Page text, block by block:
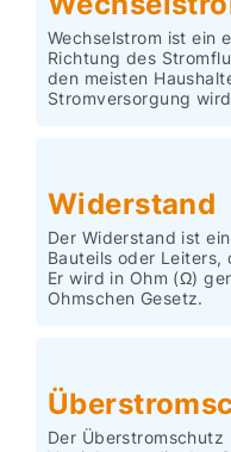
Wechselstrom ist ein
Richtung des
den meisten
Stromversorgung
Widerstand
Der Widerstand ist
Bauteils oder Leiters,
Er wird in Ohm (Ω)
Ohmschen Gesetz.
Der Überstromschutz